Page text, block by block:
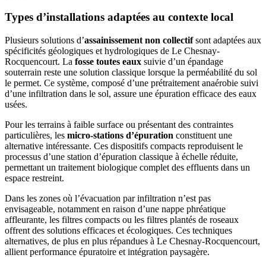
Types d’installations adaptées au contexte local
Plusieurs solutions d’assainissement non collectifsont adaptées aux
spécificités géologiques et hydrologiques de Le Chesnay-
Rocquencourt. La fosse toutes eaux suivie d’un épandage
souterrain reste une solution classique lorsque la perméabilité du sol
le permet. Ce système, composé d’une prétraitement anaérobie suivi
d’une infiltration dans le sol, assure une épuration efficace des eaux
usées.
Pour les terrains à faible surface ou présentant des contraintes
particulières, les micro-stations d’épuration constituent une
alternative intéressante. Ces dispositifs compacts reproduisent le
processus d’une station d’épuration classique à échelle réduite,
permettant un traitement biologique complet des effluents dans un
espace restreint.
Dans les zones où l’évacuation par infiltration n’est pas
envisageable, notamment en raison d’une nappe phréatique
affleurante, les filtres compacts ou les filtres plantés de roseaux
offrent des solutions efficaces et écologiques. Ces techniques
alternatives, de plus en plus répandues à Le Chesnay-Rocquencourt,
allient performance épuratoire et intégration paysagère.